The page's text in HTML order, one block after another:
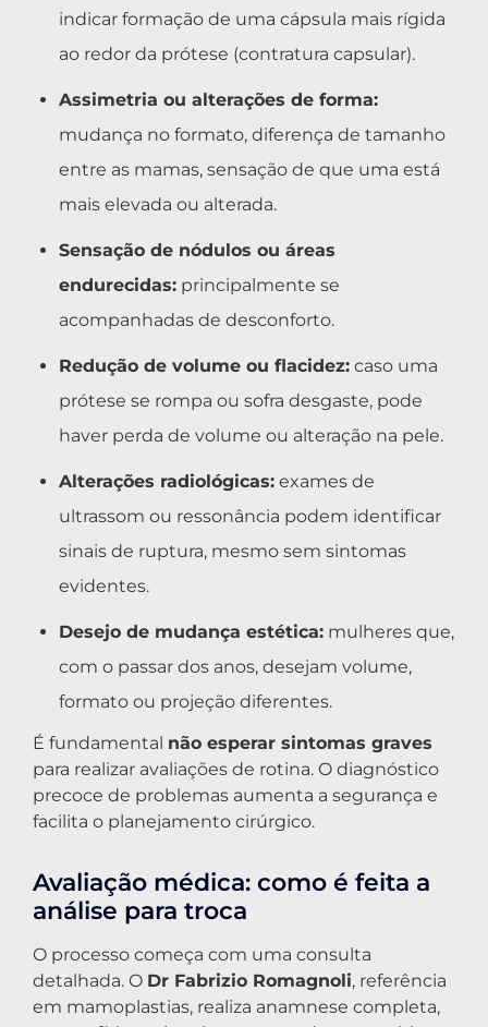
indicar formação de uma cápsula mais rígida
ao redor da prótese (contratura capsular).
Assimetria ou alterações de forma:
mudança no formato, diferença de tamanho
entre as mamas, sensação de que uma está
mais elevada ou alterada.
Sensação de nódulos ou áreas
endurecidas: principalmente se
acompanhadas de desconforto.
Redução de volume ou flacidez: caso uma
prótese se rompa ou sofra desgaste, pode
haver perda de volume ou alteração na pele.
Alterações radiológicas: exames de
ultrassom ou ressonância podem identificar
sinais de ruptura, mesmo sem sintomas
evidentes.
Desejo de mudança estética: mulheres que,
com o passar dos anos, desejam volume,
formato ou projeção diferentes.
É fundamental não esperar sintomas graves
para realizar avaliações de rotina. O diagnóstico
precoce de problemas aumenta a segurança e
facilita o planejamento cirúrgico.
Avaliação médica: como é feita a
análise para troca
O processo começa com uma consulta
detalhada. O Dr Fabrizio Romagnoli, referência
em mamoplastias, realiza anamnese completa,